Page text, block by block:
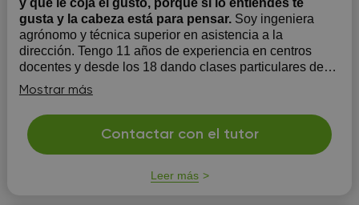
y que le coja el gusto, porque si lo entiendes te
gusta y la cabeza está para pensar. Soy ingeniera
agrónomo y técnica superior en asistencia a la
dirección. Tengo 11 años de experiencia en centros
docentes y desde los 18 dando clases particulares de
matemáticas con 100% de éxito en los resultados. Me
encanta enseñar matemáticas, creo que sobre todo
porque mis hermanos no tuvieron bu...
Mostrar más
Contactar con el tutor
Leer más